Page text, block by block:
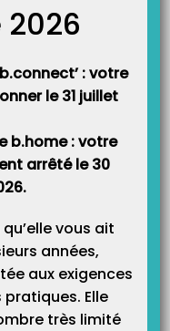
: votre
le 31 juillet
b.home : votre
arrêté le 30
vous ait
années,
aux exigences
Elle
très limité